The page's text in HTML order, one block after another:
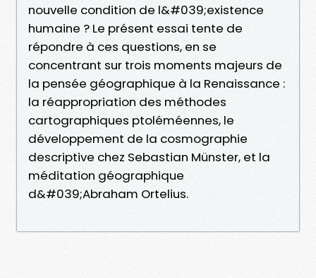
nouvelle condition de l&#039;existence
humaine ? Le présent essai tente de
répondre à ces questions, en se
concentrant sur trois moments majeurs de
la pensée géographique à la Renaissance :
la réappropriation des méthodes
cartographiques ptoléméennes, le
développement de la cosmographie
descriptive chez Sebastian Münster, et la
méditation géographique
d&#039;Abraham Ortelius.